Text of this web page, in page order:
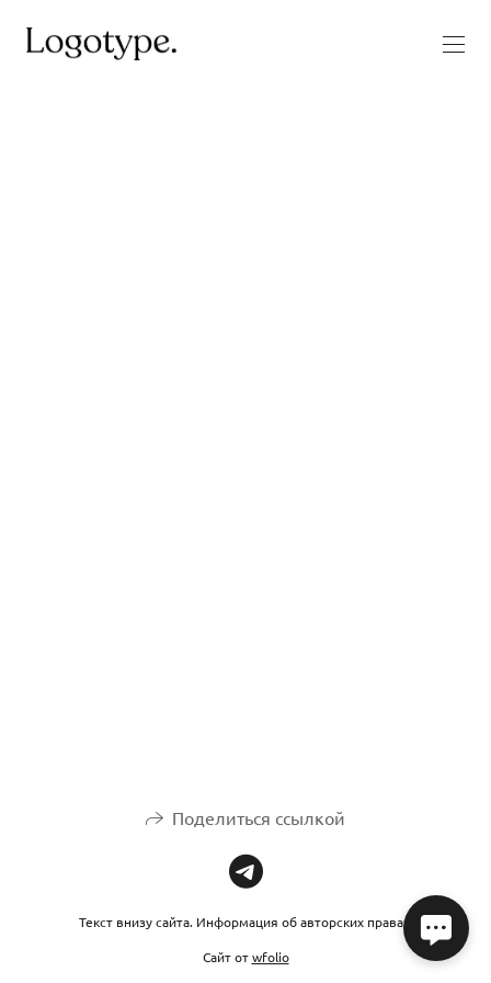
Поделиться ссылкой
Текст внизу сайта. Информация об авторских правах.
Сайт отwfolio